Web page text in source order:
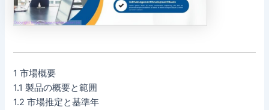
1 市場概要
1.1 製品の概要と範囲
1.2 市場推定と基準年